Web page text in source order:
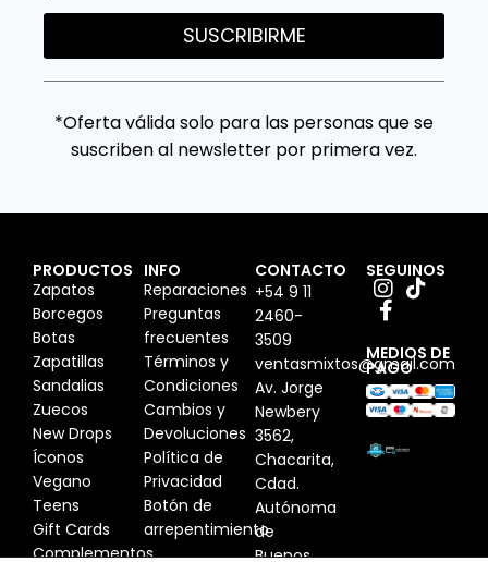
SUSCRIBIRME
*Oferta válida solo para las personas que se
suscriben al newsletter por primera vez.
PRODUCTOS
Zapatos
Borcegos
Botas
Zapatillas
Sandalias
Zuecos
New Drops
Íconos
Vegano
Teens
Gift Cards
Complementos
INFO
Reparaciones
Preguntas
frecuentes
Términos y
Condiciones
Cambios y
Devoluciones
Política de
Privacidad
Botón de
arrepentimiento
CONTACTO
+54 9 11
2460-
3509
ventasmixtos@gmail.com
Av. Jorge
Newbery
3562,
Chacarita,
Cdad.
Autónoma
de
Buenos
SEGUINOS
MEDIOS DE
PAGO